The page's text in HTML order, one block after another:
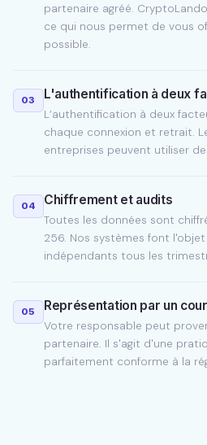
partenaire agréé.
ce qui nous permet de vous
possible.
03 L'authentification à deux
L’authentification à deux
chaque connexion et retrait.
entreprises peuvent utiliser
04 Chiffrement et audits
Toutes les données sont
256. Nos systèmes font
indépendants tous les
05 Représentation par un
Votre responsable peut
partenaire. Il s'agit d'une
parfaitement conforme à la